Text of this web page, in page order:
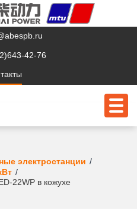
42-76
электростанции
22WP в кожухе